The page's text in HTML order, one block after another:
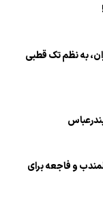
به نظم تک قطبی
و فاجعه برای